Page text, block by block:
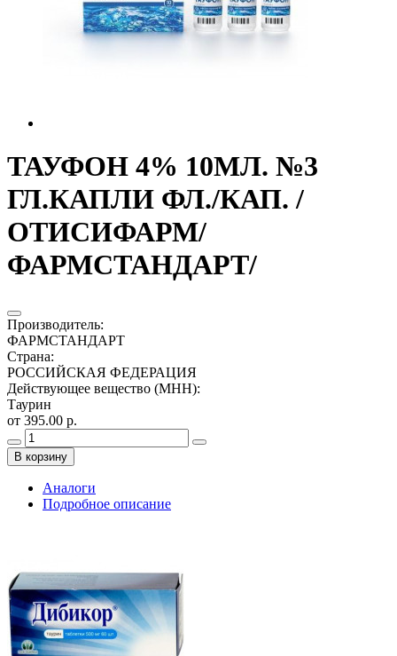
ТАУФОН 4% 10МЛ. №3
ГЛ.КАПЛИ ФЛ./КАП. /
ОТИСИФАРМ/
ФАРМСТАНДАРТ/
Производитель:
ФАРМСТАНДАРТ
Страна:
РОССИЙСКАЯ ФЕДЕРАЦИЯ
Действующее вещество (МНН):
Таурин
от 395.00 р.
В корзину
Аналоги
Подробное описание